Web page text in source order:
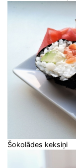
Šokolādes keksiņi